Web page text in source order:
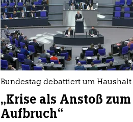
Bundestag debattiert um Haushalt
„Krise als Anstoß zum
Aufbruch“